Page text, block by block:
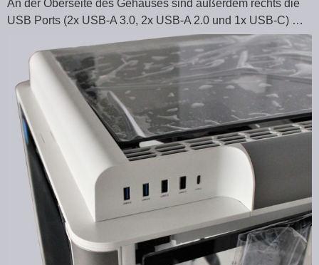
An der Oberseite des Gehäuses sind außerdem rechts die
USB Ports (2x USB-A 3.0, 2x USB-A 2.0 und 1x USB-C) …